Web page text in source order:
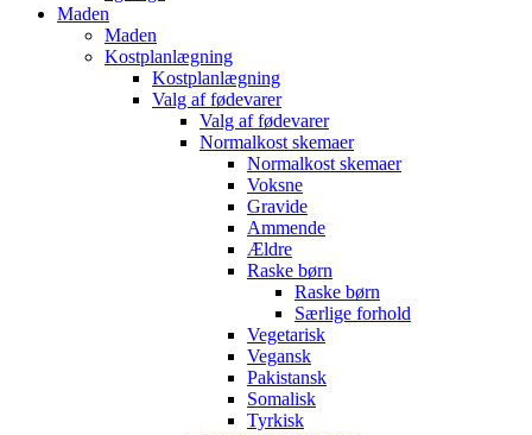
Maden
Maden
Kostplanlægning
Kostplanlægning
Valg af fødevarer
Valg af fødevarer
Normalkost skemaer
Normalkost skemaer
Voksne
Gravide
Ammende
Ældre
Raske børn
Raske børn
Særlige forhold
Vegetarisk
Vegansk
Pakistansk
Somalisk
Tyrkisk